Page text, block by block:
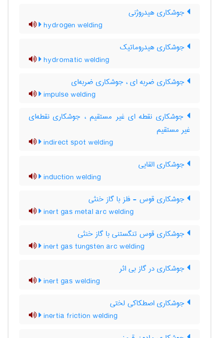
جوشکاری هیدروژنی
hydrogen welding
جوشکاری هیدروماتیک
hydromatic welding
جوشکاری ضربه ای ، جوشکاری ضربه‌ای
impulse welding
جوشکاری نقطه ای غیر مستقیم ، جوشکاری نقطه‌ای
غیر مستقیم
indirect spot welding
جوشکاری القایی
induction welding
جوشکاری قوس - فلز با گاز خنثی
inert gas metal arc welding
جوشکاری قوس تنگستنی با گاز خنثی
inert gas tungsten arc welding
جوشکاری در گاز بی اثر
inert gas welding
جوشکاری اصطکاکی لختی
inertia friction welding